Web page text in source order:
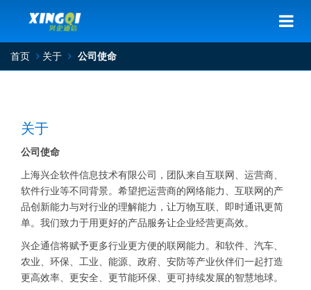
首页 关于 公司使命
关于
公司使命
上海兴企软件信息技术有限公司，团队来自互联网、运营商、
软件行业等不同背景。希望把运营商的网络能力、互联网的产
品创新能力与对行业的理解能力，让万物互联、即时通讯更简
单。我们致力于用更好的产品服务让企业经营更高效。
兴企通信将赋予更多行业更方便的联网 能力。和软件、汽车、
农业、环保、工业、能源、政府、安防等产业伙伴们一起打造
更高效率、更安全、更节能环保、更可持续发展的智慧地球。